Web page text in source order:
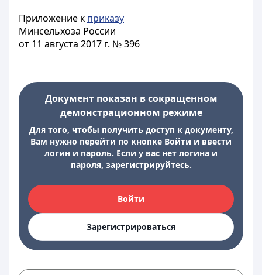
Приложение к приказу
Минсельхоза России
от 11 августа 2017 г. № 396
Документ показан в сокращенном
демонстрационном режиме
Для того, чтобы получить доступ к документу,
Вам нужно перейти по кнопке Войти и ввести
логин и пароль. Если у вас нет логина и
пароля, зарегистрируйтесь.
Войти
Зарегистрироваться